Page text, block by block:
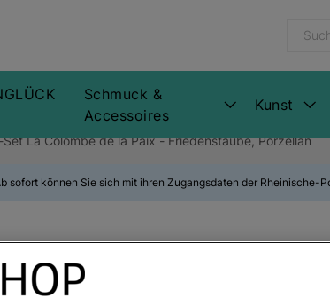
Schmuck &
Accessoires
Kunst
La Colombe de la Paix - Friedenstaube, Porzellan
sofort können Sie sich mit ihren Zugangsdaten der Rheinische-
Pablo